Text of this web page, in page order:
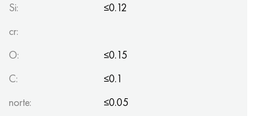
Si:
≤0.12
cr:
O:
≤0.15
C:
≤0.1
norte:
≤0.05